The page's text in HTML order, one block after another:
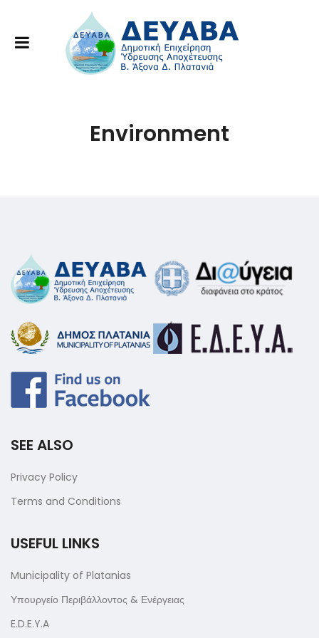
Environment
SEE ALSO
Privacy Policy
Terms and Conditions
USEFUL LINKS
Municipality of Platanias
Υπουργείο Περιβάλλοντος & Ενέργειας
E.D.E.Y.A